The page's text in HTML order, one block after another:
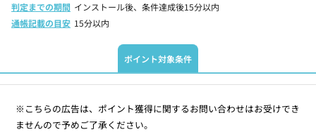
判定までの期間 インストール後、条件達成後15分以内
通帳記載の目安 15分以内
ポイント対象条件
※こちらの広告は、ポイント獲得に関するお問い合わせはお受けでき
ませんので予めご了承ください。